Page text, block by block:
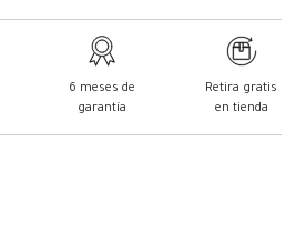
6 meses de
garantía
Retira gratis
en tienda